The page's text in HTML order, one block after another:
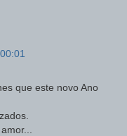
que este novo Ano